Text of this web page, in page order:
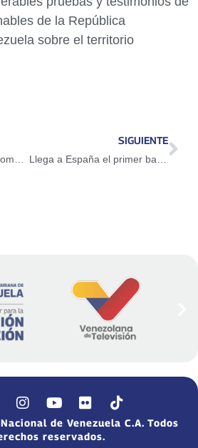
de la República
sobre el territorio
Venezuela se proyecta como potencia económica tras consolidar estabilidad y apertura comercial
SIGUIENTE
Llega a España el primer barco con crudo venezolano como pago del gas que produce Repsol
de Venezuela C.A. Todos
reservados.